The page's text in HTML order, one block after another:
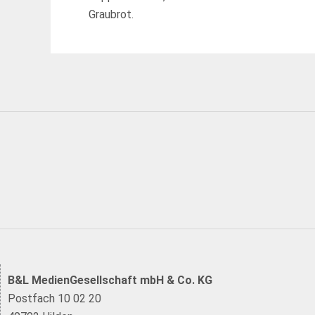
Graubrot.
B&L MedienGesellschaft mbH & Co. KG
Postfach 10 02 20